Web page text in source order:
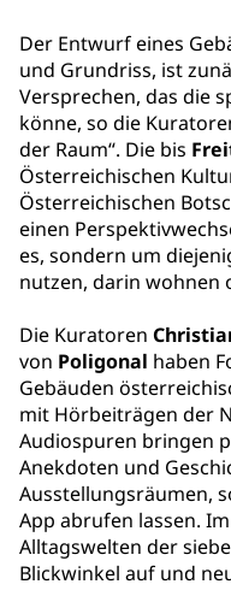
Der Entwurf eines
und Grundriss, ist
Versprechen, das die
könne, so die
der Raum“. Die bis
Österreichischen
Österreichischen
einen
es, sondern um
nutzen, darin wohnen
Die Kuratoren
von Poligonal haben
Gebäuden
mit Hörbeiträgen der
Audiospuren bringen
Anekdoten und
Ausstellungsräumen,
App abrufen lassen.
Alltagswelten der
Blickwinkel auf und